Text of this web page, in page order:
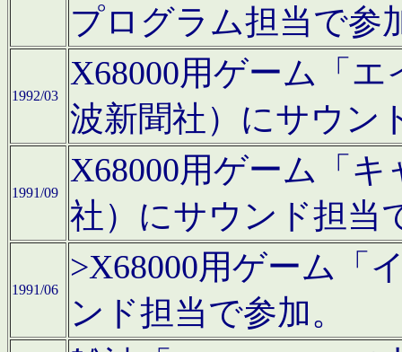
プログラム担当で参
1992/03
X68000用ゲーム「
波新聞社）にサウン
1991/09
X68000用ゲーム「
社）にサウンド担当
1991/06
>X68000用ゲーム「
ンド担当で参加。